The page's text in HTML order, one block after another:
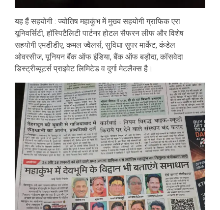
यह हैं सहयोगी : ज्योतिष महाकुंभ में मुख्य सहयोगी ग्राफिक एरा
यूनिवर्सिटी, हॉस्पिटैलिटी पार्टनर होटल सैफरन लीफ और विशेष
सहयोगी एमडीडीए, कमल ज्वैलर्स, सुविधा सुपर मार्केट, कंडेल
ओवरसीज, यूनियन बैंक ऑफ इंडिया, बैंक ऑफ बड़ौदा, कॉसवेदा
डिस्ट्रीब्यूटर्स प्राइवेट लिमिटेड व दुर्गा मेटलैक्स है।